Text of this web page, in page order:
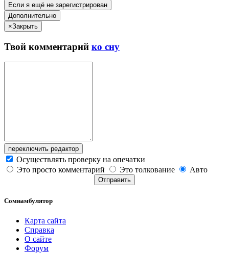
Если я ещё не зарегистрирован
Дополнительно
×Закрыть
Твой комментарий ко сну
переключить редактор
Осуществлять проверку на опечатки
Это просто комментарий
Это толкование Авто
Отправить
Сомнамбулятор
Карта сайта
Справка
О сайте
Форум